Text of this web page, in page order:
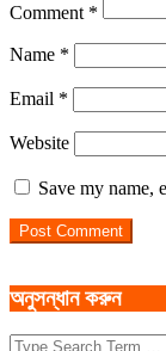
Comment *
Name *
Email *
Website
Save my name,
অনুসন্ধান করুন
Search